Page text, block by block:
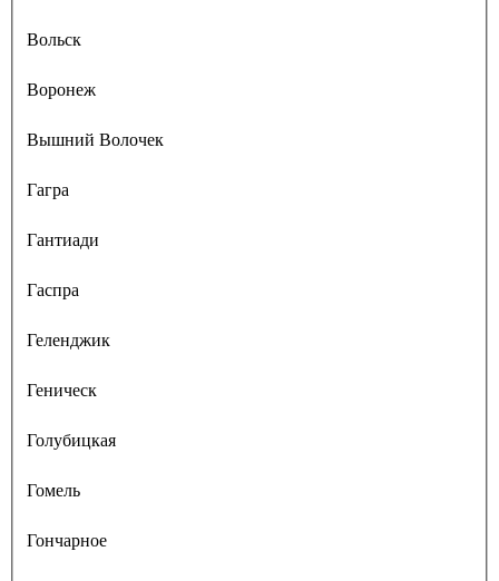
Вольск
Воронеж
Вышний Волочек
Гагра
Гантиади
Гаспра
Геленджик
Геническ
Голубицкая
Гомель
Гончарное